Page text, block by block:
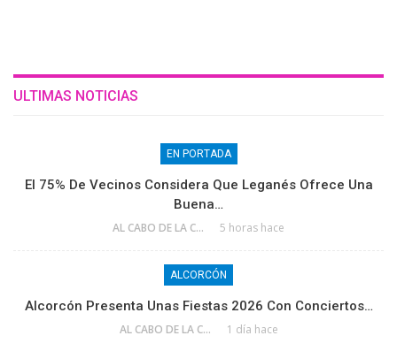
ULTIMAS NOTICIAS
EN PORTADA
El 75% De Vecinos Considera Que Leganés Ofrece Una
Buena…
AL CABO DE LA CALLE 5 horas hace
ALCORCÓN
Alcorcón Presenta Unas Fiestas 2026 Con Conciertos…
AL CABO DE LA CALLE 1 día hace